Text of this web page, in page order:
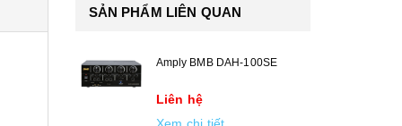
SẢN PHẨM LIÊN QUAN
Amply BMB DAH-100SE
Liên hệ